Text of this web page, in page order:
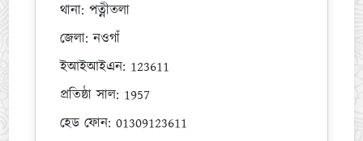
থানা: পত্নীতলা
জেলা: নওগাঁ
ইআইআইএন: 123611
প্রতিষ্ঠা সাল: 1957
হেড ফোন: 01309123611